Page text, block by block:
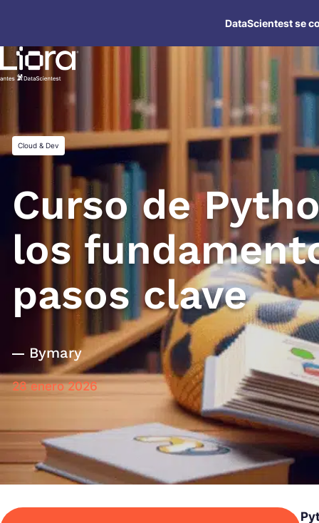
contenido
DataScientest se
Cloud & Dev
Curso de
los
pasos clave
Bymary
28 enero 2026